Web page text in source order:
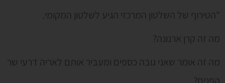
"הטירוף של השלטון המרכזי הגיע לשלטון המקומי.
מה זה קרן ארנונה?
מה זה אומר שאני גובה כספים ומעביר אותם לאריה דרעי שר
הפנים?